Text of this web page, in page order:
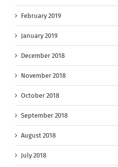
February 2019
January 2019
December 2018
November 2018
October 2018
September 2018
August 2018
July 2018